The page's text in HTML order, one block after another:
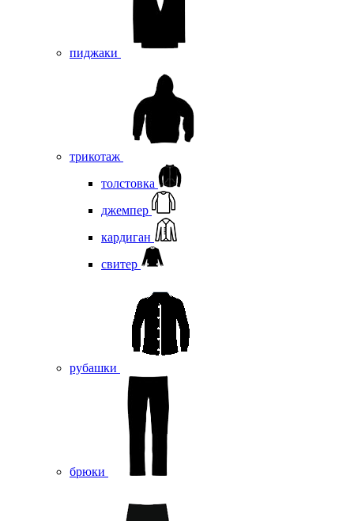
пиджаки
трикотаж
толстовка
джемпер
кардиган
свитер
рубашки
брюки